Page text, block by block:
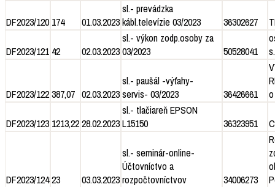
DF2023/120 174 01.03.2023
sl.- prevádzka
kábl.televízie 03/2023
36302627
DF2023/121 42 02.03.2023
sl.- výkon zodp.osoby za
03/2023
50528041
DF2023/122387,07 02.03.2023
sl.- paušál -výťahy-
servis- 03/2023
36426661
o
DF2023/123 1213,2228.02.2023
sl.- tlačiareň EPSON
L15150
36323951
DF2023/12423 03.03.2023
sl.- seminár-online-
Účtovníctvo a
rozpočtovníctvov
34006273